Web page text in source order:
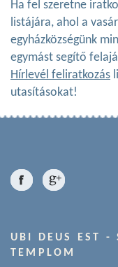
Ha fel szeretne
listájára, ahol a
egyházközségünk
egymást segítő
Hírlevél feliratkozás
utasításokat!
UBI DEUS EST -
TEMPLOM